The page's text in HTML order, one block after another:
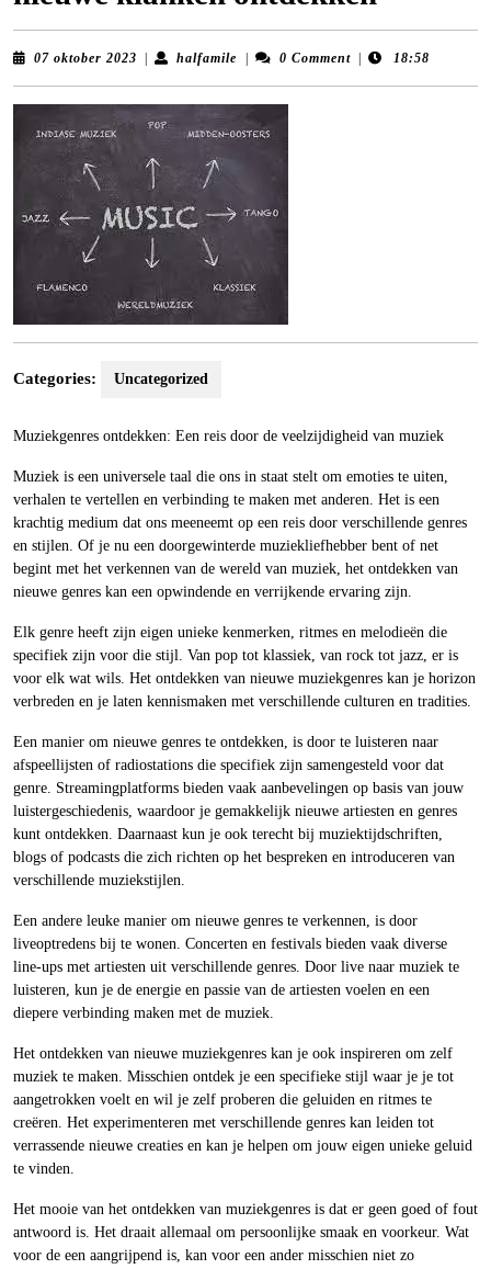
07 oktober 2023 07
halfamile halfamile0 Comment 18:58
Categories: Uncategorized
Muziekgenres ontdekken: Een reis door de veelzijdigheid van muziek
Muziek is een universele taal die ons in staat stelt om emoties te uiten,
verhalen te vertellen en verbinding te maken met anderen. Het is een
krachtig medium dat ons meeneemt op een reis door verschillende genres
en stijlen. Of je nu een doorgewinterde muziekliefhebber bent of net
begint met het verkennen van de wereld van muziek, het ontdekken van
nieuwe genres kan een opwindende en verrijkende ervaring zijn.
Elk genre heeft zijn eigen unieke kenmerken, ritmes en melodieën die
specifiek zijn voor die stijl. Van pop tot klassiek, van rock tot jazz, er is
voor elk wat wils. Het ontdekken van nieuwe muziekgenres kan je horizon
verbreden en je laten kennismaken met verschillende culturen en tradities.
Een manier om nieuwe genres te ontdekken, is door te luisteren naar
afspeellijsten of radiostations die specifiek zijn samengesteld voor dat
genre. Streamingplatforms bieden vaak aanbevelingen op basis van jouw
luistergeschiedenis, waardoor je gemakkelijk nieuwe artiesten en genres
kunt ontdekken. Daarnaast kun je ook terecht bij muziektijdschriften,
blogs of podcasts die zich richten op het bespreken en introduceren van
verschillende muziekstijlen.
Een andere leuke manier om nieuwe genres te verkennen, is door
liveoptredens bij te wonen. Concerten en festivals bieden vaak diverse
line-ups met artiesten uit verschillende genres. Door live naar muziek te
luisteren, kun je de energie en passie van de artiesten voelen en een
diepere verbinding maken met de muziek.
Het ontdekken van nieuwe muziekgenres kan je ook inspireren om zelf
muziek te maken. Misschien ontdek je een specifieke stijl waar je je tot
aangetrokken voelt en wil je zelf proberen die geluiden en ritmes te
creëren. Het experimenteren met verschillende genres kan leiden tot
verrassende nieuwe creaties en kan je helpen om jouw eigen unieke geluid
te vinden.
Het mooie van het ontdekken van muziekgenres is dat er geen goed of fout
antwoord is. Het draait allemaal om persoonlijke smaak en voorkeur. Wat
voor de een aangrijpend is, kan voor een ander misschien niet zo